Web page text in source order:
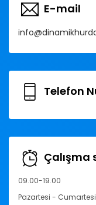
E-mail
Telefon
Çalışma
09.00-19.00
Pazartesi - Cumartesi